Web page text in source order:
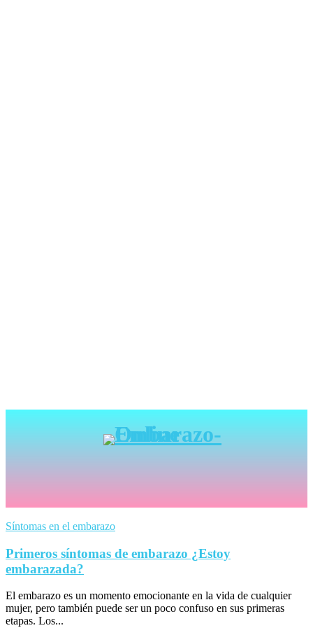
Síntomas en el embarazo
Primeros síntomas de embarazo ¿Estoy
embarazada?
El embarazo es un momento emocionante en la vida de cualquier
mujer, pero también puede ser un poco confuso en sus primeras
etapas. Los...